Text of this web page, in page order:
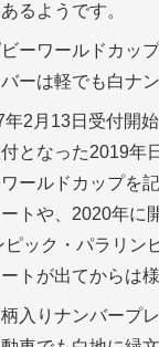
るようです。
ーワールドカッ
ーは軽でも白ナ
年2月13日受付開
となった2019年
ールドカップを
トや、2020年に
ック・パラリン
トが出てからは様
入りナンバープ